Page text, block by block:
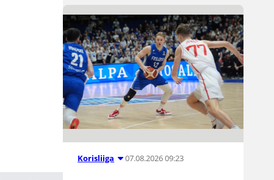
Korisliiga 07.08.2026 09:23